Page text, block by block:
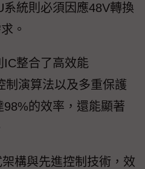
統則必須因應48V轉換
。
IC整合了高效能
制演算法以及多重保護
的效率，還能顯著
構與先進控制技術，效